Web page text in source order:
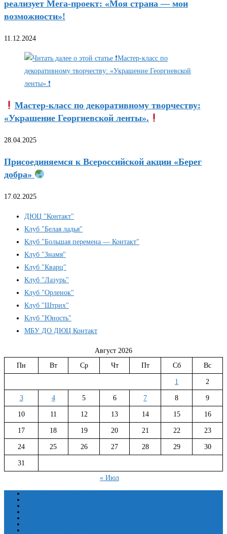
реализует Мега-проект: «Моя страна — мои
возможности»!
11.12.2024
Мастер-класс по декоративному творчеству:
«Украшение Георгиевской ленты».
28.04.2025
Присоединяемся к Всероссийской акции «Берег
добра»
17.02.2025
ДЮЦ "Контакт"
Клуб "Белая ладья"
Клуб "Большая перемена — Контакт"
Клуб "Знамя"
Клуб "Кварц"
Клуб "Лазурь"
Клуб "Орленок"
Клуб "Штрих"
Клуб "Юность"
МБУ ДО ДЮЦ Контакт
Август 2026
Пн
Вт Ср Чт Пт Сб Вс
1 2
3 4 5 6 7 8 9
10 11 12 13 14 15 16
17 18 19 20 21 22 23
24 25 26 27 28 29 30
31
« Июл